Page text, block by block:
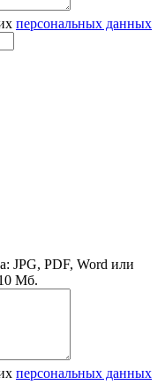
персональных данных
JPG, PDF, Word или
Мб.
персональных данных